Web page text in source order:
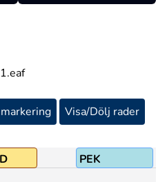
Visa/Dölj rader
PEK